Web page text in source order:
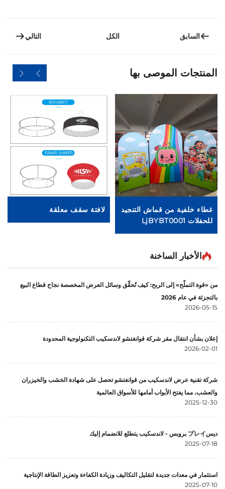
السابق الكل التالي
المنتجات الموصى بها
غطاء خلفية من قماش التنجيد
للحفلات LjBYBT0001
لافتة سقف معلقة
الأخبار الساخنة
من «قوة التملّح» إلى الربح: كيف تُحقِّق وسائل العرض المخصصة نجاح قطاع البيع
بالتجزئة في عام 2026
2026-05-15
إعلان بشأن انتقال مقر شركة قوانغتشو لاندسكيب التكنولوجية المحدودة
2026-02-01
شركة تقنية عرض لاندسكيب من قوانغتشو تحصل على شهادة الخشب والخيزران
والعشب، مما يفتح الأبواب أمامها للأسواق العالمية
2025-12-30
ديسプレイ بروبس - لاندسكيب يتطلع للانضمام إليك
2025-07-18
استثمار في معدات جديدة لتقليل التكاليف وزيادة الكفاءة وتعزيز الطاقة الإنتاجية
2025-07-10